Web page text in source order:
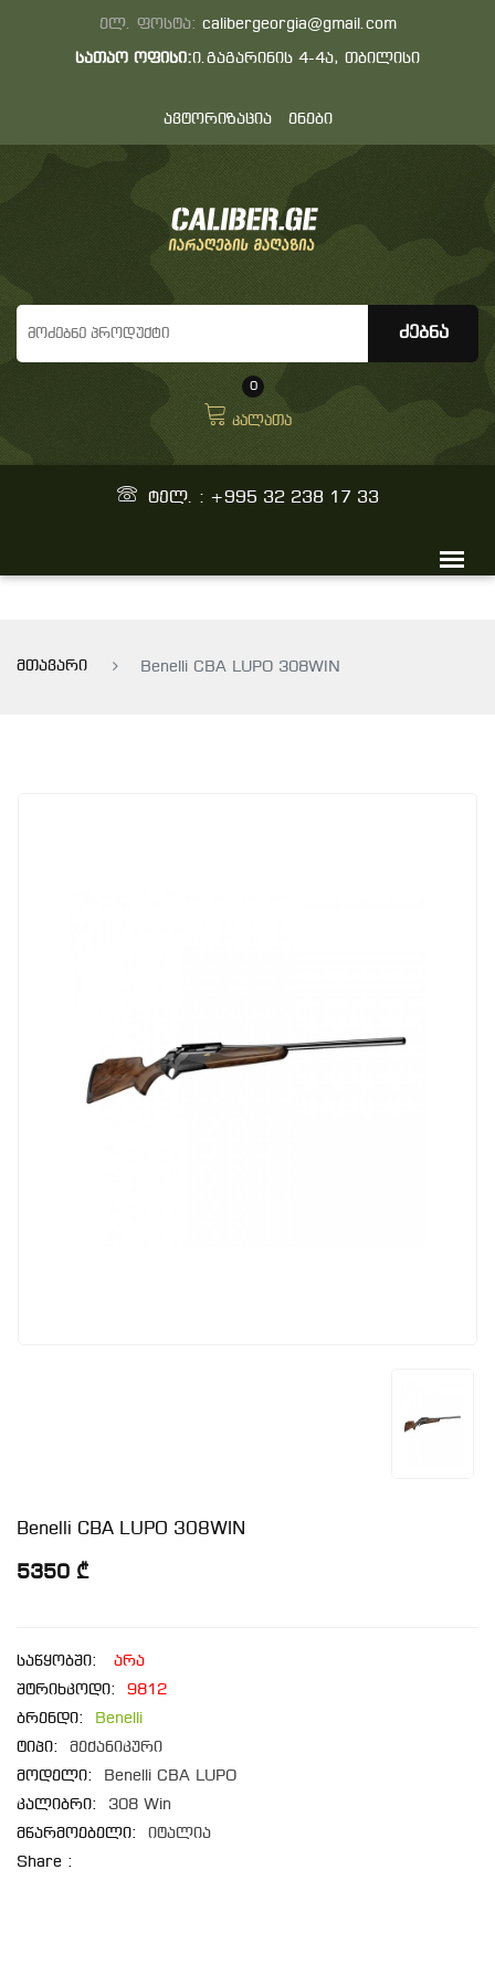
ელ. ფოსტა: calibergeorgia@gmail.com
სათაო ოფისი:ი.გაგარინის 4-4ა, თბილისი
ავტორიზაცია ენები
0
კალათა
ტელ. : +995 32 238 17 33
მთავარი Benelli CBA LUPO 308WIN
Benelli CBA LUPO 308WIN
5350 ₾
საწყობში:
არა
შტრიხკოდი:
9812
ბრენდი:
Benelli
ტიპი:
მექანიკური
მოდელი:
Benelli CBA LUPO
კალიბრი:
308 Win
მწარმოებელი:
იტალია
Share :